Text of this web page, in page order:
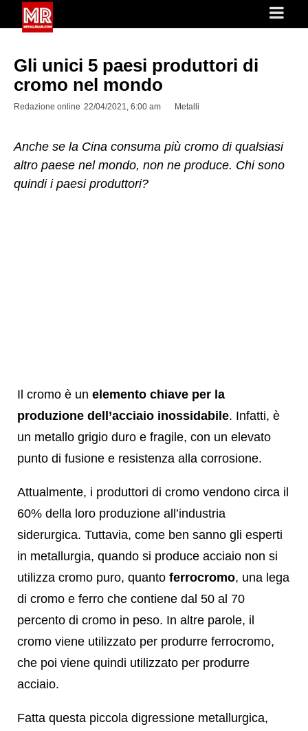
Gli unici 5 paesi produttori di
cromo nel mondo
Redazione online 22/04/2021, 6:00 am Metalli
Anche se la Cina consuma più cromo di qualsiasi
altro paese nel mondo, non ne produce. Chi sono
quindi i paesi produttori?
Il cromo è un elemento chiave per la
produzione dell’acciaio inossidabile. Infatti, è
un metallo grigio duro e fragile, con un elevato
punto di fusione e resistenza alla corrosione.
Attualmente, i produttori di cromo vendono circa il
60% della loro produzione all’industria
siderurgica. Tuttavia, come ben sanno gli esperti
in metallurgia, quando si produce acciaio non si
utilizza cromo puro, quanto ferrocromo, una lega
di cromo e ferro che contiene dal 50 al 70
percento di cromo in peso. In altre parole, il
cromo viene utilizzato per produrre ferrocromo,
che poi viene quindi utilizzato per produrre
acciaio.
Fatta questa piccola digressione metallurgica,